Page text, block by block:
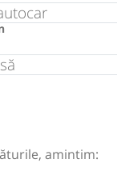
amintim: